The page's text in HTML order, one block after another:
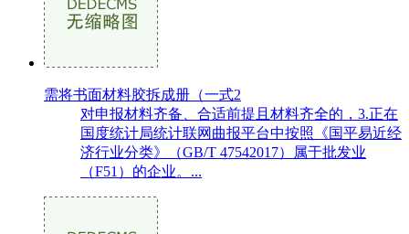
需将书面材料胶拆成册（一式2
对申报材料齐备、合适前提且材料齐全的，3.正在
国度统计局统计联网曲报平台中按照《国平易近经
济行业分类》（GB/T 47542017）属于批发业
（F51）的企业。...